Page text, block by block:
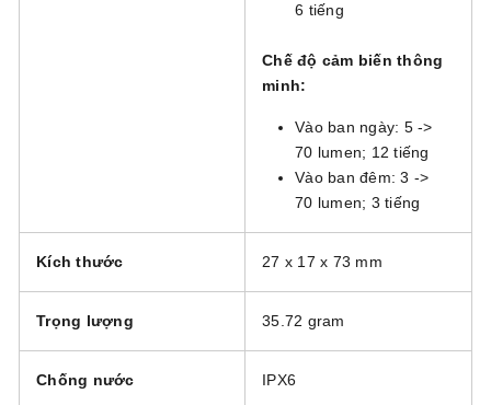
6 tiếng
Chế độ cảm biến thông
minh:
Vào ban ngày: 5 ->
70 lumen; 12 tiếng
Vào ban đêm: 3 ->
70 lumen; 3 tiếng
Kích thước 27 x 17 x 73 mm
Trọng lượng 35.72 gram
Chống nước IPX6